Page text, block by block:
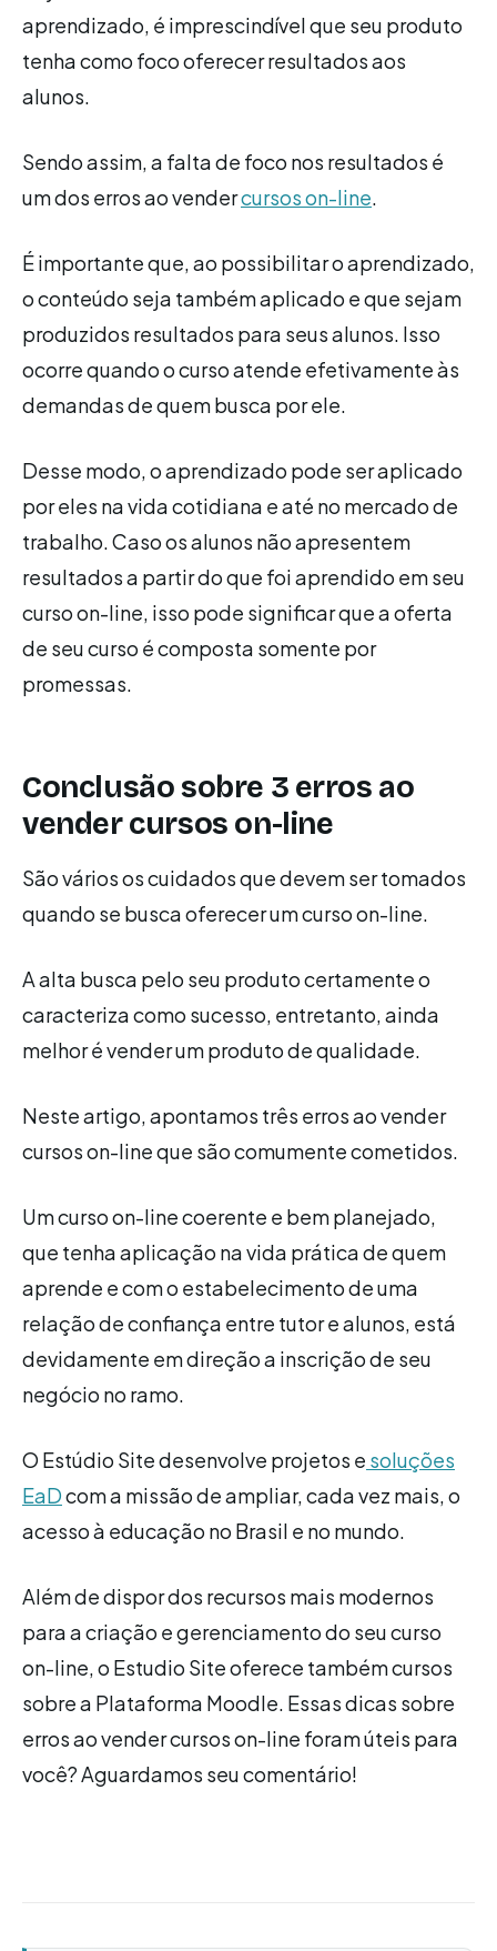
aprendizado, é imprescindível que seu produto
tenha como foco oferecer resultados aos
alunos.
Sendo assim, a falta de foco nos resultados é
um dos erros ao vendercursos on-line.
É importante que, ao possibilitar o aprendizado,
o conteúdo seja também aplicado e que sejam
produzidos resultados para seus alunos. Isso
ocorre quando o curso atende efetivamente às
demandas de quem busca por ele.
Desse modo, o aprendizado pode ser aplicado
por eles na vida cotidiana e até no mercado de
trabalho. Caso os alunos não apresentem
resultados a partir do que foi aprendido em seu
curso on-line, isso pode significar que a oferta
de seu curso é composta somente por
promessas.
Conclusão sobre 3 erros ao
vender cursos on-line
São vários os cuidados que devem ser tomados
quando se busca oferecer um curso on-line.
A alta busca pelo seu produto certamente o
caracteriza como sucesso, entretanto, ainda
melhor é vender um produto de qualidade.
Neste artigo, apontamos três erros ao vender
cursos on-line que são comumente cometidos.
Um curso on-line coerente e bem planejado,
que tenha aplicação na vida prática de quem
aprende e com o estabelecimento de uma
relação de confiança entre tutor e alunos, está
devidamente em direção a inscrição de seu
negócio no ramo.
O Estúdio Site desenvolve projetos e soluções
EaDcom a missão de ampliar, cada vez mais, o
acesso à educação no Brasil e no mundo.
Além de dispor dos recursos mais modernos
para a criação e gerenciamento do seu curso
on-line, o Estudio Site oferece também cursos
sobre a Plataforma Moodle. Essas dicas sobre
erros ao vender cursos on-line foram úteis para
você? Aguardamos seu comentário!